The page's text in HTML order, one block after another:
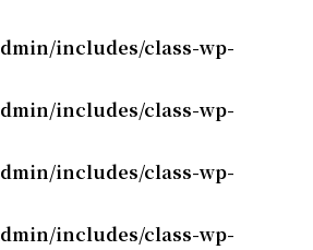
includes/class-wp-
includes/class-wp-
includes/class-wp-
includes/class-wp-